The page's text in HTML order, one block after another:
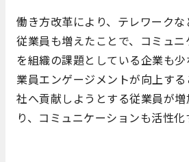
働き方改革により、テレワークな
従業員も増えたことで、コミュ
を組織の課題としている企業も
業員エンゲージメントが向上す
社へ貢献しようとする従業員が
り、コミュニケーションも活性化